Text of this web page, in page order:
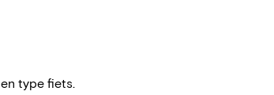
type fiets.